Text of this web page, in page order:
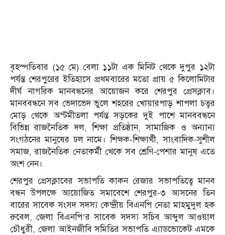
বৃহস্পতিবার (১৫ মে) বেলা ১১টা এক মিনিট থেকে দুপুর ১২টা
পর্যন্ত শেরপুরের ইতিহাসে প্রথমবারের মতো প্রায় ৫ কিলোমিটার
দীর্ঘ নাগরিক মানবন্ধনের আয়োজন করে শেরপুর প্রেসক্লাব।
মানববন্ধনে সব ভেদাভেদ ভুলে শহরের খোয়ারপাড় শাপলা চত্বর
মোড় থেকে অস্টমীতলা পর্যন্ত সড়কের দুই পাশে মানববন্ধনে
বিভিন্ন রাজনৈতিক দল, শিক্ষা প্রতিষ্ঠান, সামাজিক ও অন্যান্য
সংগঠনের মানুষের ঢল নামে। শিক্ষক-শিক্ষার্থী, সাংবাদিক-সুশীল
সমাজ, রাজনৈতিক নেতাকর্মী থেকে সব শ্রেণি-পেশার মানুষ এতে
অংশ নেন।
শেরপুর প্রেসক্লাবের সভাপতি কাকন রেজার সভাপতিত্বে মানব
বন্ধন উপলক্ষে আয়োজিত সমাবেশে শেরপুর-৩ আসনের তিন
বারের সাবেক সংসদ সদস্য কেন্দ্রীয় বিএনপি নেতা মাহমুদুল হক
রুবেল, জেলা বিএনপি’র সাবেক সদস্য সচিব আব্দুল আওয়াল
চৌধুরী, জেলা আইনজীবি সমিতির সভাপতি এ্যাডভোকেট এমকে